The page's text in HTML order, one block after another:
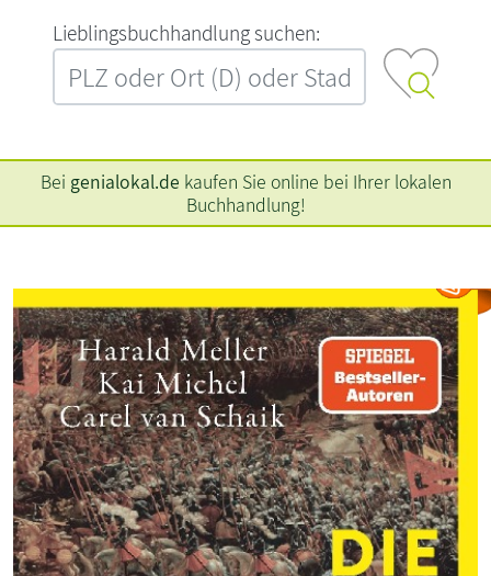
L‍i‍e‍b‍l‍i‍n‍g‍s‍b‍u‍c‍h‍h‍a‍n‍d‍l‍u‍n‍g‍ ‍s‍u‍c‍h‍e‍n‍:‍
Bei genialokal.de kaufen Sie online bei Ihrer lokalen
Buchhandlung!